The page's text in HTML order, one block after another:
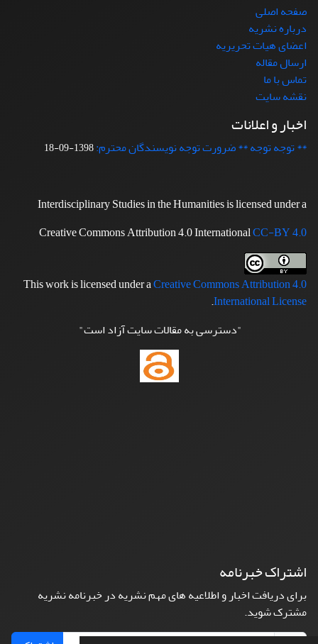
صفحه اصلی
درباره نشریه
اعضای هیات تحریریه
ارسال مقاله
تماس با ما
نقشه سایت
اخبار و اعلانات
** توجه توجه ** ضرورت توجه نویسندگان محترم:1398-09-18
Interdisciplinary Studies in the Humanities is licensed under a
Creative Commons Attribution 4.0 InternationalCC-BY 4.0
This work is licensed under aCreative Commons Attribution 4.0
International License
.
"دسترسی به مقالات سایت آزاد است"
اشتراک خبرنامه
برای دریافت اخبار و اطلاعیه های مهم نشریه در خبرنامه نشریه
مشترک شوید.